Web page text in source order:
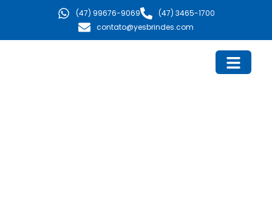
(47) 99676-9069
(47) 3465-1700
contato@yesbrindes.com